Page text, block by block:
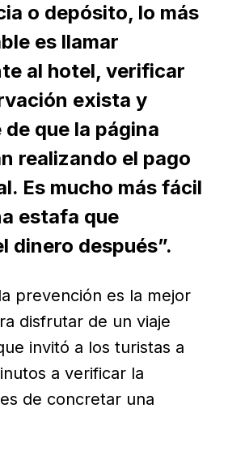
o depósito, lo más
es llamar
al hotel, verificar
exista y
que la página
realizando el pago
Es mucho más fácil
estafa que
dinero después”.
prevención es la mejor
disfrutar de un viaje
invitó a los turistas a
a verificar la
de concretar una